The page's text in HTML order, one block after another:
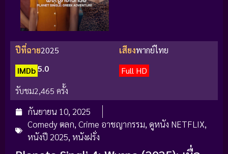
ปีที่ฉาย2025 เสียงพากย์ไทย
IMDb5.0
Full HD
รับชม2,465 ครั้ง
กันยายน 10, 2025
Comedy ตลก, Crime อาชญากรรม, ดูหนัง NETFLIX,
หนังปี 2025, หนังฝรั่ง